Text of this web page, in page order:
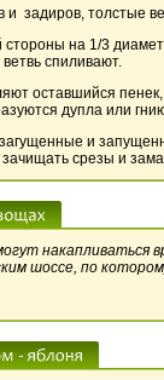
и задиров, толстые
на 1/3
спиливают.
оставшийся
дупла или
и
срезы и
накапливаться
шоссе, по